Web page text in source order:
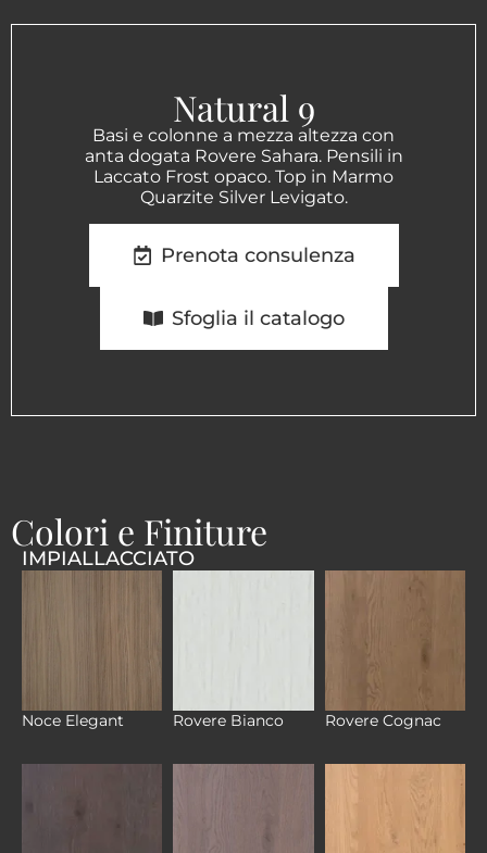
Natural 9
Basi e colonne a mezza altezza con
anta dogata Rovere Sahara. Pensili in
Laccato Frost opaco. Top in Marmo
Quarzite Silver Levigato.
Prenota consulenza
Sfoglia il catalogo
Colori e Finiture
IMPIALLACCIATO
Noce Elegant Rovere Bianco Rovere Cognac